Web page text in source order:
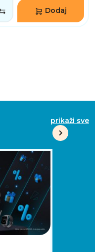
Dodaj
prikaži sve